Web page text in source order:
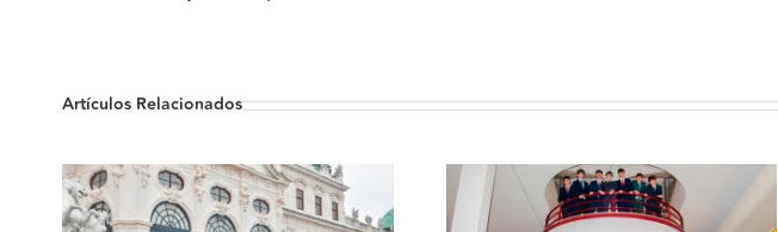
Artículos Relacionados